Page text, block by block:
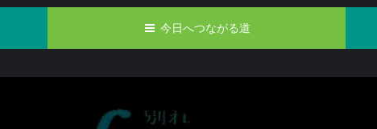
今日へつながる道